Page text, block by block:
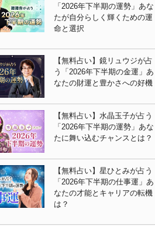
「2026年下半期の運勢」あな
たが自分らしく輝くための運
命と選択
【無料占い】鏡リュウジが占
う「2026年下半期の金運」あ
なたの財運と豊かさへの好機
【無料占い】水晶玉子が占う
「2026年下半期の運勢」あな
たに舞い込むチャンスとは？
【無料占い】星ひとみが占う
「2026年下半期の仕事運」あ
なたの才能とキャリアの転機
は？